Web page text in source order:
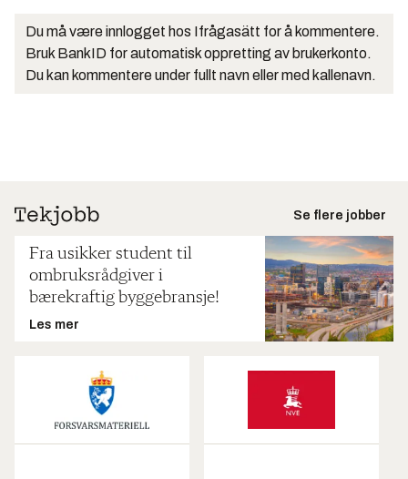
Du må være innlogget hos Ifrågasätt for å kommentere.
Bruk BankID for automatisk oppretting av brukerkonto.
Du kan kommentere under fullt navn eller med kallenavn.
Se flere jobber
Fra usikker student til
ombruksrådgiver i
bærekraftig byggebransje!
Les mer